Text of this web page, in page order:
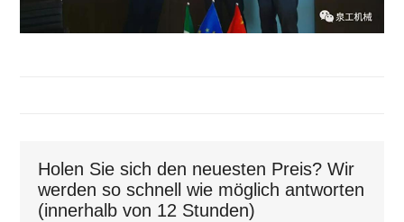
Holen Sie sich den neuesten Preis? Wir
werden so schnell wie möglich antworten
(innerhalb von 12 Stunden)